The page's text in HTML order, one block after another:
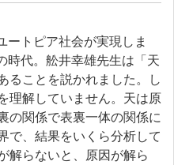
トピア社会が実現しま
代。舩井幸雄先生は「天
ることを説かれました。し
理解していません。天は原
の関係で表裏一体の関係に
で、結果をいくら分析して
解らないと、原因が解ら